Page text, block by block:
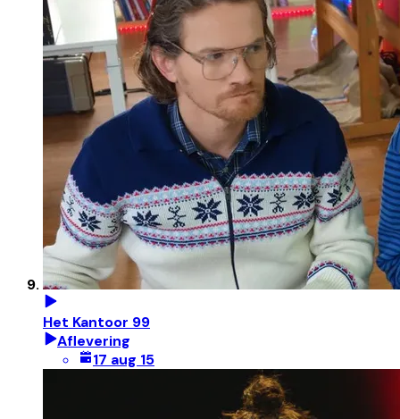
Het Kantoor 99
Aflevering
17 aug 15